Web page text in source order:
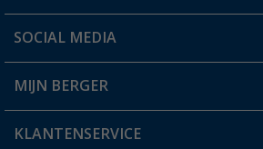
Een vraag?
Winkel vinden
SOCIAL MEDIA
MIJN BERGER
Mijn account
KLANTENSERVICE